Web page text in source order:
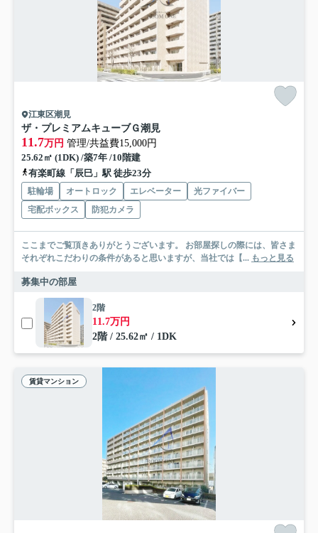
江東区潮見
ザ・プレミアムキューブＧ潮見
11.7万円 管理/共益費15,000円
25.62㎡ (1DK) /築7年 /10階建
有楽町線「辰巳」駅 徒歩23分
駐輪場 オートロック エレベーター
光ファイバー
宅配ボックス
防犯カメラ
ここまでご覧頂きありがとうございます。 お部屋探しの際には、皆さま
それぞれこだわりの条件があると思いますが、当社では【... もっと見る
募集中の部屋
2階
11.7万円
2階 / 25.62㎡ / 1DK
賃貸マンション